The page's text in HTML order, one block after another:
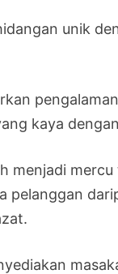
unik
kaya
menjadi
pelanggan